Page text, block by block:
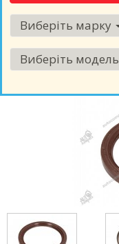
Виберіть марку
Виберіть модель